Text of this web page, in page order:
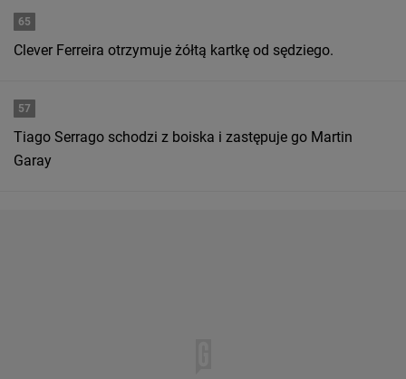
65
Clever Ferreira otrzymuje żółtą kartkę od sędziego.
57
Tiago Serrago schodzi z boiska i zastępuje go Martin
Garay